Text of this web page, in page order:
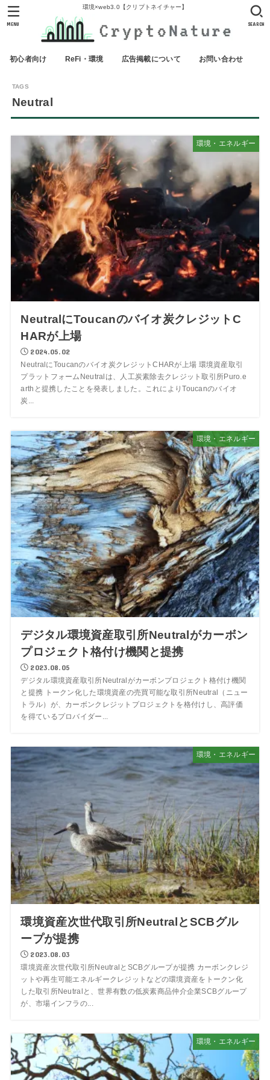
環境×web3.0【クリプトネイチャー】
初心者向け ReFi・環境 広告掲載について お問い合わせ
SEARCH
MENU
Neutral
環境・エネルギー
NeutralにToucanのバイオ炭クレジットC
HARが上場
2024.05.02
NeutralにToucanのバイオ炭クレジットCHARが上場 環境資産取引
プラットフォームNeutralは、人工炭素除去クレジット取引所Puro.e
arthと提携したことを発表しました。これによりToucanのバイオ
炭...
環境・エネルギー
デジタル環境資産取引所Neutralがカーボン
プロジェクト格付け機関と提携
2023.08.05
デジタル環境資産取引所Neutralがカーボンプロジェクト格付け機関
と提携 トークン化した環境資産の売買可能な取引所Neutral（ニュー
トラル）が、カーボンクレジットプロジェクトを格付けし、高評価
を得ているプロバイダー...
環境・エネルギー
環境資産次世代取引所NeutralとSCBグル
ープが提携
2023.08.03
環境資産次世代取引所NeutralとSCBグループが提携 カーボンクレジ
ットや再生可能エネルギークレジットなどの環境資産をトークン化
した取引所Neutralと、世界有数の低炭素商品仲介企業SCBグループ
が、市場インフラの...
環境・エネルギー